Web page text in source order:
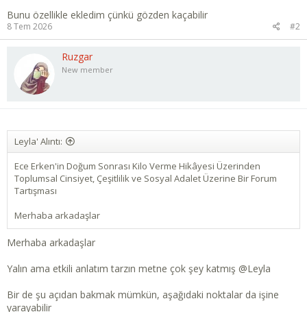
Bunu özellikle ekledim çünkü gözden kaçabilir
8 Tem 2026 #2
Ruzgar
New member
Leyla' Alıntı:
Ece Erken'in Doğum Sonrası Kilo Verme Hikâyesi Üzerinden
Toplumsal Cinsiyet, Çeşitlilik ve Sosyal Adalet Üzerine Bir Forum
Tartışması
Merhaba arkadaşlar
Merhaba arkadaşlar
Yalın ama etkili anlatım tarzın metne çok şey katmış @Leyla
Bir de şu açıdan bakmak mümkün, aşağıdaki noktalar da işine
yarayabilir